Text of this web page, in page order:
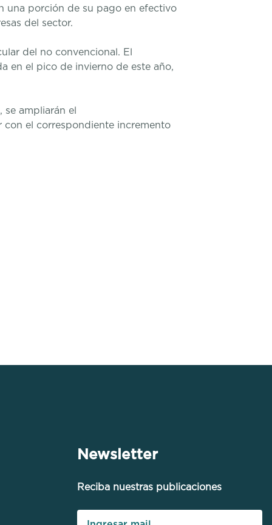
una porción de su pago en efectivo
del sector.
del no convencional. El
en el pico de invierno de este año,
ampliarán el
el correspondiente incremento
Newsletter
Reciba nuestras publicaciones